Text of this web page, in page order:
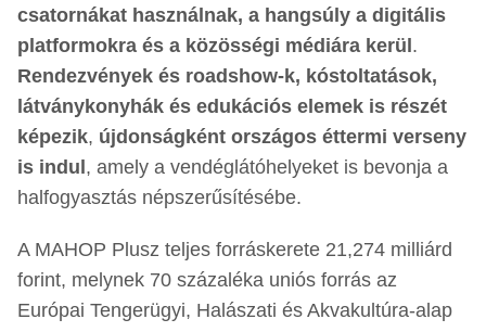
csatornákat használnak, a hangsúly a digitális
platformokra és a közösségi médiára kerül.
Rendezvények és roadshow-k, kóstoltatások,
látványkonyhák és edukációs elemek is részét
képezik, újdonságként országos éttermi verseny
is indul, amely a vendéglátóhelyeket is bevonja a
halfogyasztás népszerűsítésébe.
A MAHOP Plusz teljes forráskerete 21,274 milliárd
forint, melynek 70 százaléka uniós forrás az
Európai Tengerügyi, Halászati és Akvakultúra-alap